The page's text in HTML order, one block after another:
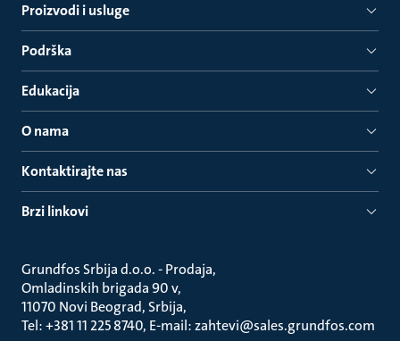
Proizvodi i usluge
Podrška
Edukacija
O nama
Kontaktirajte nas
Brzi linkovi
Grundfos Srbija d.o.o. - Prodaja
Omladinskih brigada 90 v
11070 Novi Beograd, Srbija
Tel: +381 11 225 8740, E-mail: zahtevi@sales.grundfos.com